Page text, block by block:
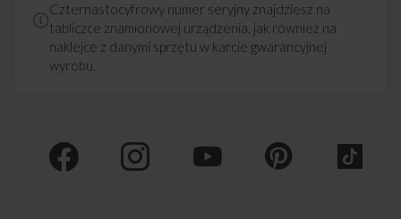
Czternastocyfrowy numer seryjny znajdziesz na
tabliczce znamionowej urządzenia, jak również na
naklejce z danymi sprzętu w karcie gwarancyjnej
wyrobu.